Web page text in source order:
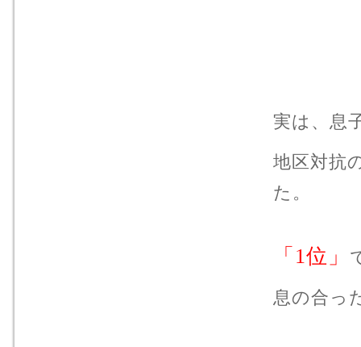
実は、息
地区対抗
た。
「1位」
息の合っ